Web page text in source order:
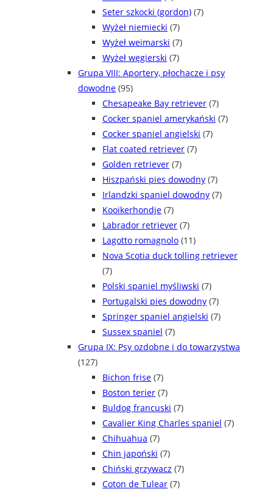
Seter szkocki (gordon) (7)
Wyżeł niemiecki (7)
Wyżeł weimarski (7)
Wyżeł węgierski (7)
Grupa VIII: Aportery, płochacze i psy
dowodne (95)
Chesapeake Bay retriever (7)
Cocker spaniel amerykański (7)
Cocker spaniel angielski (7)
Flat coated retriever (7)
Golden retriever (7)
Hiszpański pies dowodny (7)
Irlandzki spaniel dowodny (7)
Kooikerhondje (7)
Labrador retriever (7)
Lagotto romagnolo (11)
Nova Scotia duck tolling retriever
(7)
Polski spaniel myśliwski (7)
Portugalski pies dowodny (7)
Springer spaniel angielski (7)
Sussex spaniel (7)
Grupa IX: Psy ozdobne i do towarzystwa
(127)
Bichon frise (7)
Boston terier (7)
Buldog francuski (7)
Cavalier King Charles spaniel (7)
Chihuahua (7)
Chin japoński (7)
Chiński grzywacz (7)
Coton de Tulear (7)